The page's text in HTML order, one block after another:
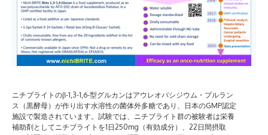
ニチブライトのβ-1,3-1,6-型グルカンはアウレオバシジウム・プルラン
ス（黒酵母）が作り出す水溶性の菌体外多糖であり、日本のGMP認定
施設で製造されています。試験では、ニチブライト群の被験者は栄養
補助剤としてニチブライトを1日250mg（有効成分）、22日間摂取